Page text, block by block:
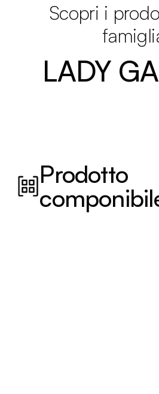
Scopri i
LADY
Prodotto